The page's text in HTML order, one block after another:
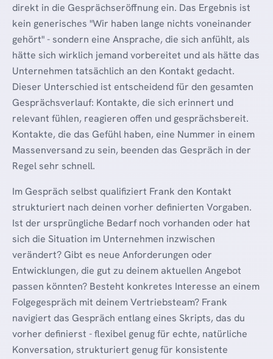
direkt in die Gesprächseröffnung ein. Das Ergebnis ist
kein generisches "Wir haben lange nichts voneinander
gehört" - sondern eine Ansprache, die sich anfühlt, als
hätte sich wirklich jemand vorbereitet und als hätte das
Unternehmen tatsächlich an den Kontakt gedacht.
Dieser Unterschied ist entscheidend für den gesamten
Gesprächsverlauf: Kontakte, die sich erinnert und
relevant fühlen, reagieren offen und gesprächsbereit.
Kontakte, die das Gefühl haben, eine Nummer in einem
Massenversand zu sein, beenden das Gespräch in der
Regel sehr schnell.
Im Gespräch selbst qualifiziert Frank den Kontakt
strukturiert nach deinen vorher definierten Vorgaben.
Ist der ursprüngliche Bedarf noch vorhanden oder hat
sich die Situation im Unternehmen inzwischen
verändert? Gibt es neue Anforderungen oder
Entwicklungen, die gut zu deinem aktuellen Angebot
passen könnten? Besteht konkretes Interesse an einem
Folgegespräch mit deinem Vertriebsteam? Frank
navigiert das Gespräch entlang eines Skripts, das du
vorher definierst - flexibel genug für echte, natürliche
Konversation, strukturiert genug für konsistente